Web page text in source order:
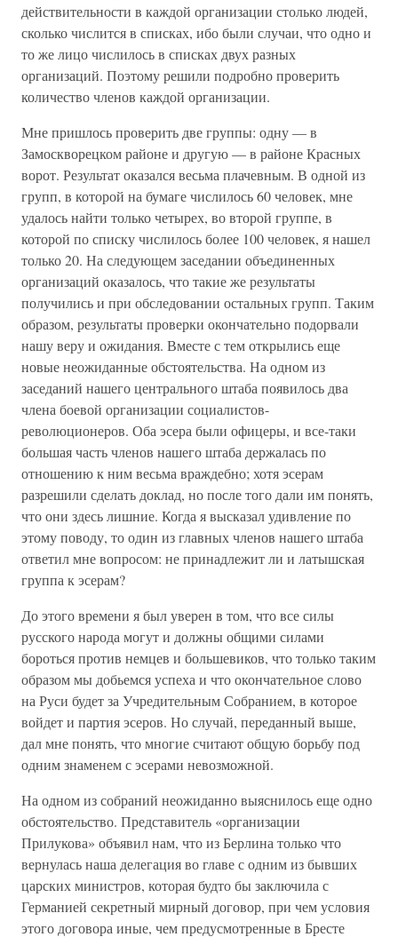
действительности в каждой организации столько людей,
сколько числится в списках, ибо были случаи, что одно и
то же лицо числилось в списках двух разных
организаций. Поэтому решили подробно проверить
количество членов каждой организации.
Мне пришлось проверить две группы: одну — в
Замоскворецком районе и другую — в районе Красных
ворот. Результат оказался весьма плачевным. В одной из
групп, в которой на бумаге числилось 60 человек, мне
удалось найти только четырех, во второй группе, в
которой по списку числилось более 100 человек, я нашел
только 20. На следующем заседании объединенных
организаций оказалось, что такие же результаты
получились и при обследовании остальных групп. Таким
образом, результаты проверки окончательно подорвали
нашу веру и ожидания. Вместе с тем открылись еще
новые неожиданные обстоятельства. На одном из
заседаний нашего центрального штаба появилось два
члена боевой организации социалистов-
революционеров. Оба эсера были офицеры, и все-таки
большая часть членов нашего штаба держалась по
отношению к ним весьма враждебно; хотя эсерам
разрешили сделать доклад, но после того дали им понять,
что они здесь лишние. Когда я высказал удивление по
этому поводу, то один из главных членов нашего штаба
ответил мне вопросом: не принадлежит ли и латышская
группа к эсерам?
До этого времени я был уверен в том, что все силы
русского народа могут и должны общими силами
бороться против немцев и большевиков, что только таким
образом мы добьемся успеха и что окончательное слово
на Руси будет за Учредительным Собранием, в которое
войдет и партия эсеров. Но случай, переданный выше,
дал мне понять, что многие считают общую борьбу под
одним знаменем с эсерами невозможной.
На одном из собраний неожиданно выяснилось еще одно
обстоятельство. Представитель «организации
Прилукова» объявил нам, что из Берлина только что
вернулась наша делегация во главе с одним из бывших
царских министров, которая будто бы заключила с
Германией секретный мирный договор, при чем условия
этого договора иные, чем предусмотренные в Бресте